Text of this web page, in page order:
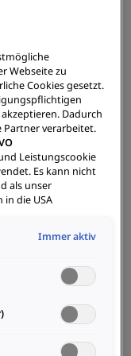
Webseite zu
Cookies gesetzt.
Dadurch
verarbeitet.
Leistungscookie
Es kann nicht
als unser
die USA
an einem
weil Sie Ihre Rechte
können,
aktueller
Rechte
Immer aktiv